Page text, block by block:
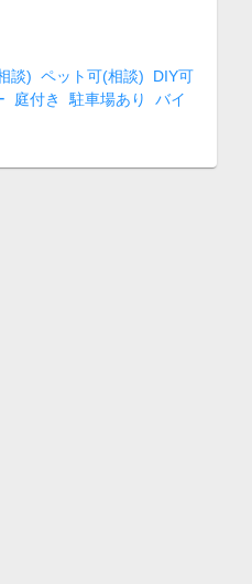
談) ペット可(相談)
DIY可
庭付き 駐車場あり
バイ